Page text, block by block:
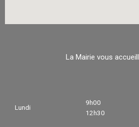
La Mairie vous
Lundi
9h00
12h30